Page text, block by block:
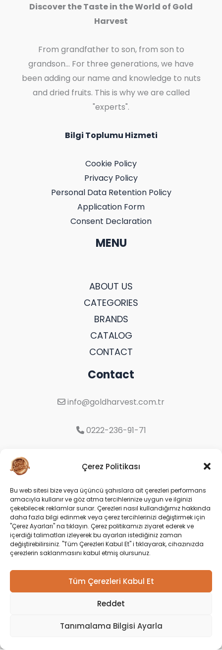
Çerez Politikası
Bu web sitesi bize veya üçüncü şahıslara ait çerezleri performans
amacıyla kullanır ve göz atma tercihlerinize uygun ve ilginizi
çekebilecek reklamlar sunar. Çerezleri nasıl kullandığımız hakkında
daha fazla bilgi edinmek veya çerez tercihlerinizi değiştirmek için
"Çerez Ayarları" na tıklayın. Çerez politikamızı ziyaret ederek ve
içerdiği talimatları izleyerek bu ayarları istediğiniz zaman
değiştirebilirsiniz. "Tüm Çerezleri Kabul Et" i tıklayarak, cihazınızda
çerezlerin saklanmasını kabul etmiş olursunuz.
Tüm Çerezleri Kabul Et
Reddet
Tanımalama Bilgisi Ayarla
Discover the Taste in the World of Gold
Harvest
From grandfather to son, from son to
grandson... For three generations, we have
been adding our name and knowledge to nuts
and dried fruits. This is why we are called
"experts".
Bilgi Toplumu Hizmeti
Cookie Policy
Privacy Policy
Personal Data Retention Policy
Application Form
Consent Declaration
MENU
ABOUT US
CATEGORIES
BRANDS
CATALOG
CONTACT
Contact
info@goldharvest.com.tr
0222-236-91-71
Odunpazarı/Eskişehir
Social
Copyright © 2026 Gold Harvest |